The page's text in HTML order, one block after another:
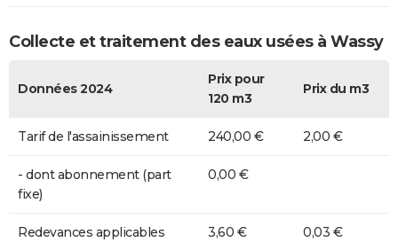
Collecte et traitement des eaux usées à Wassy
Données 2024
Prix pour
120 m3
Prix du m3
Tarif de l'assainissement 240,00 € 2,00 €
- dont abonnement (part
fixe)
0,00 €
Redevances applicables
3,60 € 0,03 €